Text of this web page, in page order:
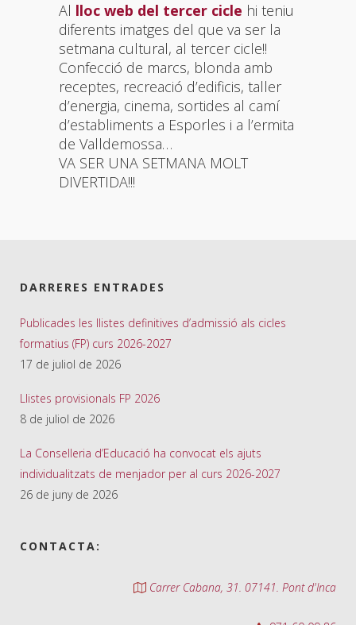
Al lloc web del tercer cicle hi teniu
diferents imatges del que va ser la
setmana cultural, al tercer cicle!!
Confecció de marcs, blonda amb
receptes, recreació d’edificis, taller
d’energia, cinema, sortides al camí
d’establiments a Esporles i a l’ermita
de Valldemossa…
VA SER UNA SETMANA MOLT
DIVERTIDA!!!
DARRERES ENTRADES
Publicades les llistes definitives d’admissió als cicles
formatius (FP) curs 2026-2027
17 de juliol de 2026
Llistes provisionals FP 2026
8 de juliol de 2026
La Conselleria d’Educació ha convocat els ajuts
individualitzats de menjador per al curs 2026-2027
26 de juny de 2026
CONTACTA:
Carrer Cabana, 31. 07141. Pont d'Inca